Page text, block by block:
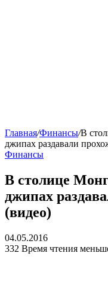
Главная/Финансы/В
джипах раздавали
Финансы
В столице
джипах
(видео)
04.05.2016
332 Время чтения